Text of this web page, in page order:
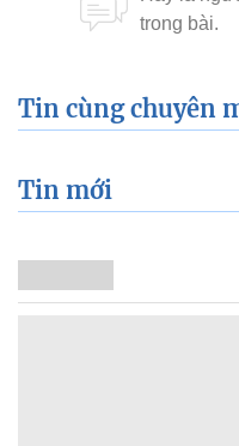
Tin cùng chuyên
Tin mới